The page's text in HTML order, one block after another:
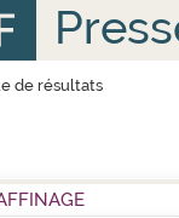
de résultats